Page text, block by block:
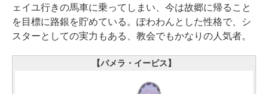
ェイユ行きの馬車に乗ってしまい、今は故郷に帰ること
を目標に路銀を貯めている。ぽわわんとした性格で、シ
スターとしての実力もある、教会でもかなりの人気者。
【パメラ・イービス】